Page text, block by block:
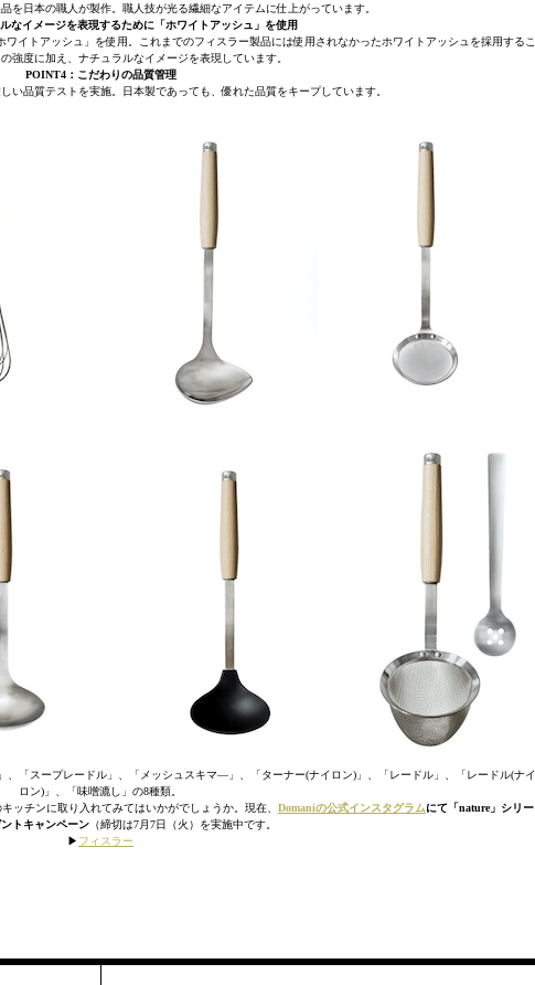
を日本の職人が製作。職人技が光る繊細なアイテムに仕上がっています。
なイメージを表現するために「ホワイトアッシュ」を使用
イトアッシュ」を使用。これまでのフィスラー製品には使用されなかったホワイトアッシュを採用するこ
強度に加え、ナチュラルなイメージを表現しています。
POINT4：こだわりの品質管理
い品質テストを実施。日本製であっても、優れた品質をキープしています。
、「スープレードル」、「メッシュスキマ―」、「ターナー(ナイロン)」、「レードル」、「レードル(ナイ
ロン)」、「味噌漉し」の8種類。
ッチンに取り入れてみてはいかがでしょうか。現在、 Domaniの公式インスタグラムにて「nature」シリー
トキャンペーン （締切は7月7日（火）を実施中です。
▶︎ フィスラー